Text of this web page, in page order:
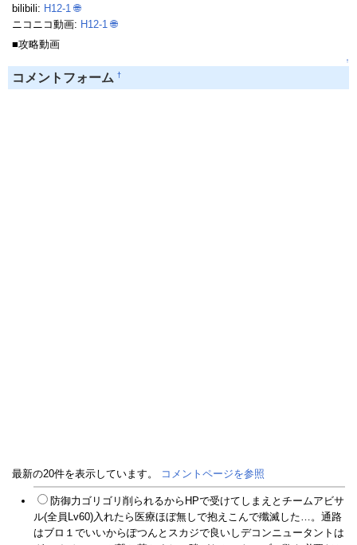
bilibili: H12-1 🌐
ニコニコ動画: H12-1 🌐
■攻略動画
↑
コメントフォーム †
最新の20件を表示しています。 コメントページを参照
防御力ゴリゴリ削られるからHPで受けてしまえとチームアビサ
ル(全員Lv60)入れたら医療ほぼ無しで抱えこんで殲滅した…。通路
はブロ１でいいからぽつんとスカジで良いしデコンニュータントは